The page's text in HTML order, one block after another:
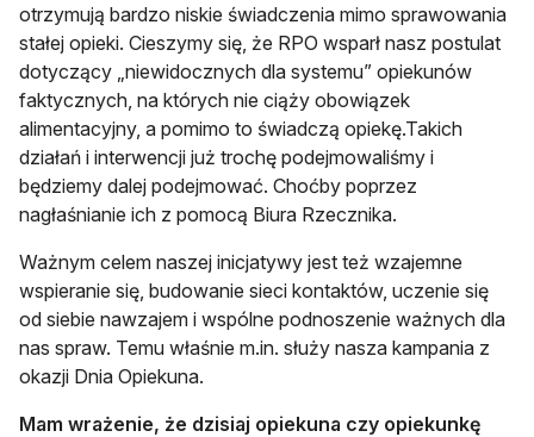
otrzymują bardzo niskie świadczenia mimo sprawowania
stałej opieki. Cieszymy się, że RPO wsparł nasz postulat
dotyczący „niewidocznych dla systemu” opiekunów
faktycznych, na których nie ciąży obowiązek
alimentacyjny, a pomimo to świadczą opiekę.Takich
działań i interwencji już trochę podejmowaliśmy i
będziemy dalej podejmować. Choćby poprzez
nagłaśnianie ich z pomocą Biura Rzecznika.
Ważnym celem naszej inicjatywy jest też wzajemne
wspieranie się, budowanie sieci kontaktów, uczenie się
od siebie nawzajem i wspólne podnoszenie ważnych dla
nas spraw. Temu właśnie m.in. służy nasza kampania z
okazji Dnia Opiekuna.
Mam wrażenie, że dzisiaj opiekuna czy opiekunkę